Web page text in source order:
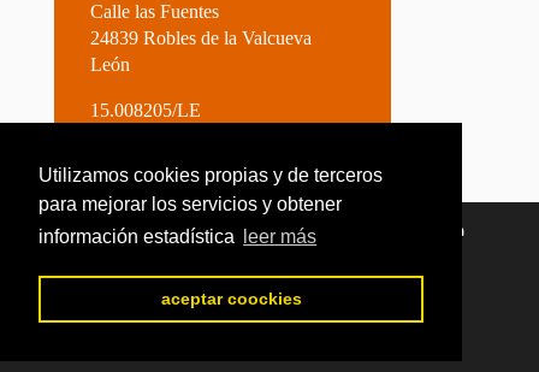
Utilizamos cookies propias y de terceros
para mejorar los servicios y obtener
información estadística
leer más
aceptar coockies
Calle las Fuentes
24839 Robles de la Valcueva
León
15.008205/LE
Utilizamos cookies para ofrecerte la mejor experiencia en
Puedes aprender más sobre qué cookies utilizamos o
desactivarlas en losajustes.